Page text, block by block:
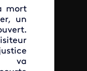
mort
un
va